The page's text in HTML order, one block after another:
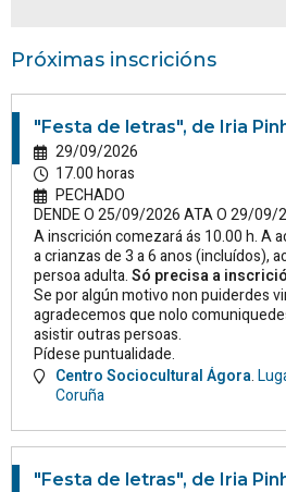
Próximas inscricións
"Festa de letras", de Iria
29/09/2026
17.00 horas
PECHADO
DENDE O 25/09/2026 ATA O 29/09/
A inscrición comezará ás 10.00 h. A
a crianzas de 3 a 6 anos (incluídos),
persoa adulta.Só precisa a
Se por algún motivo non puiderdes
agradecemos que nolo
asistir outras persoas.
Pídese puntualidade.
Centro Sociocultural Ágora.
Coruña
"Festa de letras", de Iria